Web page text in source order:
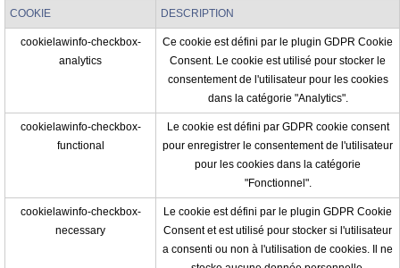
COOKIE DESCRIPTION
cookielawinfo-checkbox-
analytics
Ce cookie est défini par le plugin GDPR Cookie
Consent. Le cookie est utilisé pour stocker le
consentement de l'utilisateur pour les cookies
dans la catégorie "Analytics".
cookielawinfo-checkbox-
functional
Le cookie est défini par GDPR cookie consent
pour enregistrer le consentement de l'utilisateur
pour les cookies dans la catégorie
"Fonctionnel".
cookielawinfo-checkbox-
necessary
Le cookie est défini par le plugin GDPR Cookie
Consent et est utilisé pour stocker si l'utilisateur
a consenti ou non à l'utilisation de cookies. Il ne